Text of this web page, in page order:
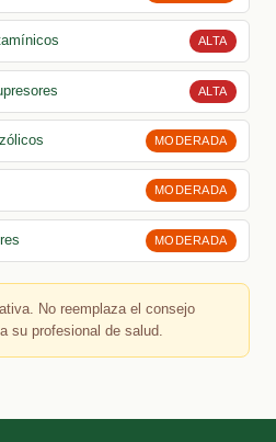
ALTA
ALTA
MODERADA
MODERADA
MODERADA
No reemplaza el consejo
su profesional de salud.